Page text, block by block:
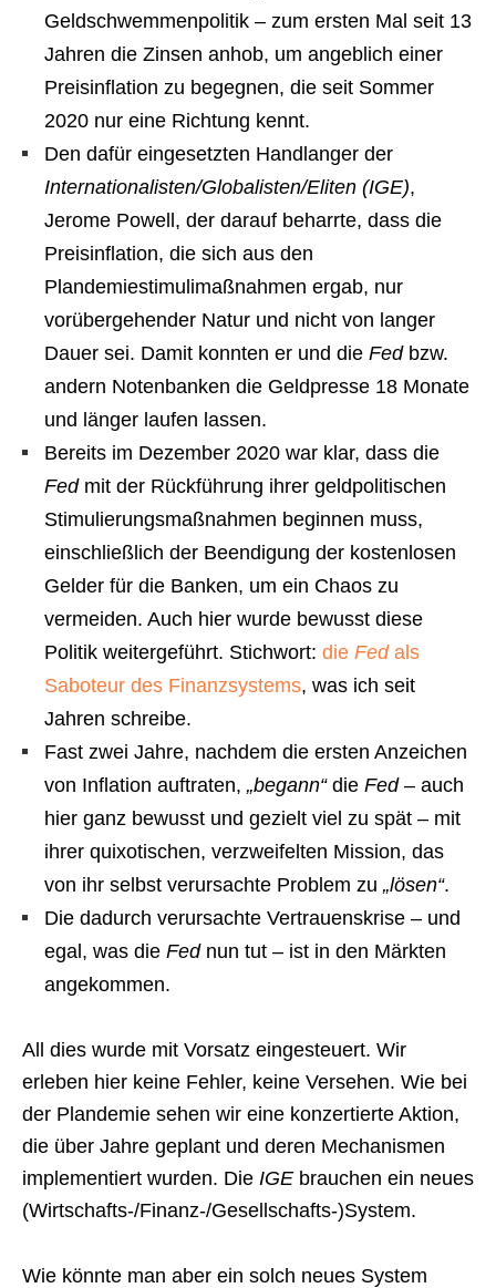
Geldschwemmenpolitik – zum ersten Mal seit 13
Jahren die Zinsen anhob, um angeblich einer
Preisinflation zu begegnen, die seit Sommer
2020 nur eine Richtung kennt.
Den dafür eingesetzten Handlanger der
Internationalisten/Globalisten/Eliten (IGE),
Jerome Powell, der darauf beharrte, dass die
Preisinflation, die sich aus den
Plandemiestimulimaßnahmen ergab, nur
vorübergehender Natur und nicht von langer
Dauer sei. Damit konnten er und die Fedbzw.
andern Notenbanken die Geldpresse 18 Monate
und länger laufen lassen.
Bereits im Dezember 2020 war klar, dass die
Fedmit der Rückführung ihrer geldpolitischen
Stimulierungsmaßnahmen beginnen muss,
einschließlich der Beendigung der kostenlosen
Gelder für die Banken, um ein Chaos zu
vermeiden. Auch hier wurde bewusst diese
Politik weitergeführt. Stichwort: die Fedals
Saboteur des Finanzsystems, was ich seit
Jahren schreibe.
Fast zwei Jahre, nachdem die ersten Anzeichen
von Inflation auftraten, „begann“die Fed– auch
hier ganz bewusst und gezielt viel zu spät – mit
ihrer quixotischen, verzweifelten Mission, das
von ihr selbst verursachte Problem zu „lösen“.
Die dadurch verursachte Vertrauenskrise – und
egal, was die Fednun tut – ist in den Märkten
angekommen.
All dies wurde mit Vorsatz eingesteuert. Wir
erleben hier keine Fehler, keine Versehen. Wie bei
der Plandemie sehen wir eine konzertierte Aktion,
die über Jahre geplant und deren Mechanismen
implementiert wurden. Die IGE brauchen ein neues
(Wirtschafts-/Finanz-/Gesellschafts-)System.
Wie könnte man aber ein solch neues System